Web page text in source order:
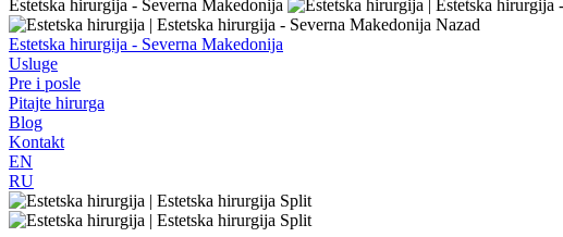
Estetska hirurgija - Severna Makedonija
Nazad
Estetska hirurgija - Severna Makedonija
Usluge
Pre i posle
Pitajte hirurga
Blog
Kontakt
EN
RU